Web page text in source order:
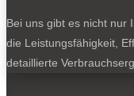
Bei uns gibt es nicht nur
die Leistungsfähigkeit,
detaillierte